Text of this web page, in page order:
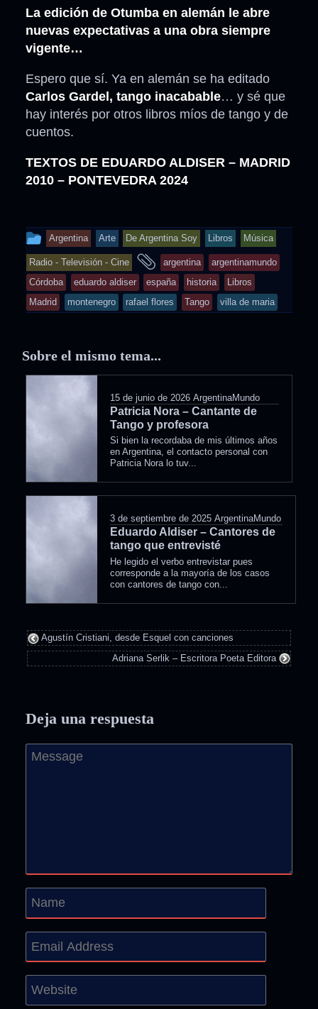
La edición de Otumba en alemán le abre
nuevas expectativas a una obra siempre
vigente…
Espero que sí. Ya en alemán se ha editado
Carlos Gardel, tango inacabable… y sé que
hay interés por otros libros míos de tango y de
cuentos.
TEXTOS DE EDUARDO ALDISER – MADRID
2010 – PONTEVEDRA 2024
This
entry
was
posted
in
Argentina Arte De Argentina Soy Libros Música
Radio - Televisión - Cine
and
tagged
argentina
argentinamundo
Córdoba
eduardo aldiser españa historia
Libros
Madrid
montenegro rafael flores Tango villa de maria
Sobre el mismo tema...
15 de junio de 2026 ArgentinaMundo
Patricia Nora – Cantante de
Tango y profesora
Si bien la recordaba de mis últimos años
en Argentina, el contacto personal con
Patricia Nora lo tuv...
3 de septiembre de 2025 ArgentinaMundo
Eduardo Aldiser – Cantores de
tango que entrevisté
He legido el verbo entrevistar pues
corresponde a la mayoría de los casos
con cantores de tango con...
Agustín Cristiani, desde Esquel con canciones
Adriana Serlik – Escritora Poeta Editora
Deja una respuesta